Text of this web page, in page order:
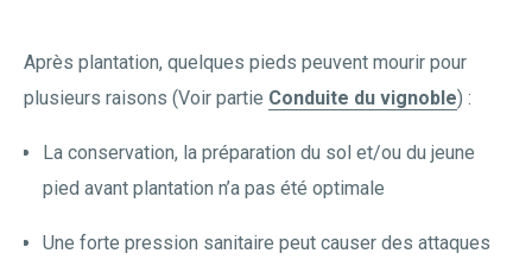
Après plantation, quelques pieds peuvent mourir pour
plusieurs raisons (Voir partie Conduite du vignoble) :
La conservation, la préparation du sol et/ou du jeune
pied avant plantation n’a pas été optimale
Une forte pression sanitaire peut causer des attaques